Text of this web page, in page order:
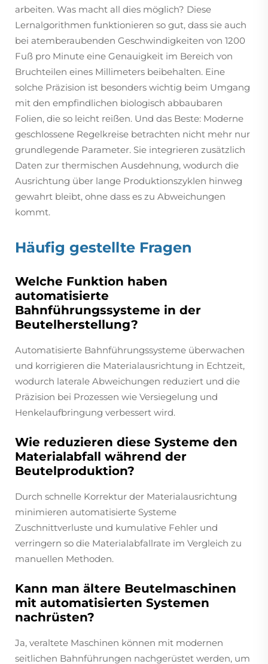
arbeiten. Was macht all dies möglich? Diese
Lernalgorithmen funktionieren so gut, dass sie auch
bei atemberaubenden Geschwindigkeiten von 1200
Fuß pro Minute eine Genauigkeit im Bereich von
Bruchteilen eines Millimeters beibehalten. Eine
solche Präzision ist besonders wichtig beim Umgang
mit den empfindlichen biologisch abbaubaren
Folien, die so leicht reißen. Und das Beste: Moderne
geschlossene Regelkreise betrachten nicht mehr nur
grundlegende Parameter. Sie integrieren zusätzlich
Daten zur thermischen Ausdehnung, wodurch die
Ausrichtung über lange Produktionszyklen hinweg
gewahrt bleibt, ohne dass es zu Abweichungen
kommt.
Häufig gestellte Fragen
Welche Funktion haben
automatisierte
Bahnführungssysteme in der
Beutelherstellung?
Automatisierte Bahnführungssysteme überwachen
und korrigieren die Materialausrichtung in Echtzeit,
wodurch laterale Abweichungen reduziert und die
Präzision bei Prozessen wie Versiegelung und
Henkelaufbringung verbessert wird.
Wie reduzieren diese Systeme den
Materialabfall während der
Beutelproduktion?
Durch schnelle Korrektur der Materialausrichtung
minimieren automatisierte Systeme
Zuschnittverluste und kumulative Fehler und
verringern so die Materialabfallrate im Vergleich zu
manuellen Methoden.
Kann man ältere Beutelmaschinen
mit automatisierten Systemen
nachrüsten?
Ja, veraltete Maschinen können mit modernen
seitlichen Bahnführungen nachgerüstet werden, um